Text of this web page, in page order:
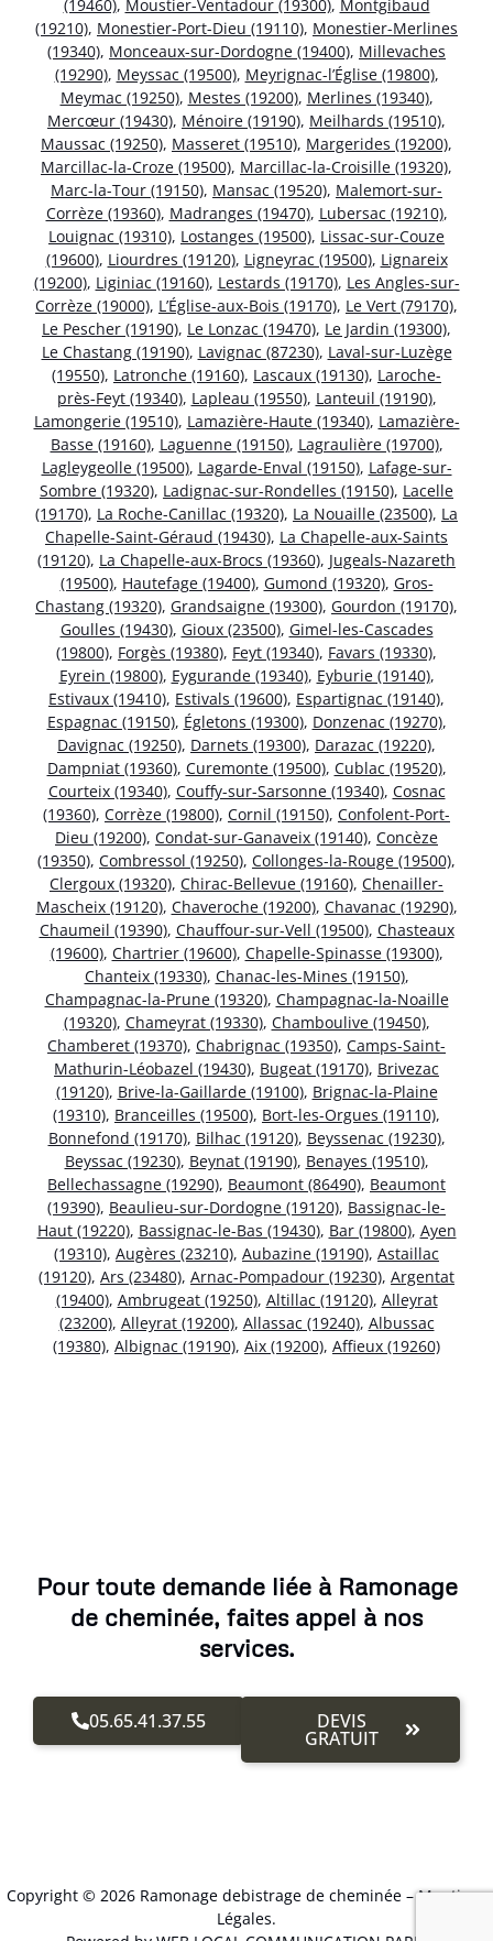
(19460), Moustier-Ventadour (19300), Montgibaud
(19210), Monestier-Port-Dieu (19110), Monestier-Merlines
(19340), Monceaux-sur-Dordogne (19400), Millevaches
(19290), Meyssac (19500), Meyrignac-l’Église (19800),
Meymac (19250), Mestes (19200), Merlines (19340),
Mercœur (19430), Ménoire (19190), Meilhards (19510),
Maussac (19250), Masseret (19510), Margerides (19200),
Marcillac-la-Croze (19500), Marcillac-la-Croisille (19320),
Marc-la-Tour (19150), Mansac (19520), Malemort-sur-
Corrèze (19360), Madranges (19470), Lubersac (19210),
Louignac (19310), Lostanges (19500), Lissac-sur-Couze
(19600), Liourdres (19120), Ligneyrac (19500), Lignareix
(19200), Liginiac (19160), Lestards (19170), Les Angles-sur-
Corrèze (19000), L’Église-aux-Bois (19170), Le Vert (79170),
Le Pescher (19190), Le Lonzac (19470), Le Jardin (19300),
Le Chastang (19190), Lavignac (87230), Laval-sur-Luzège
(19550), Latronche (19160), Lascaux (19130), Laroche-
près-Feyt (19340), Lapleau (19550), Lanteuil (19190),
Lamongerie (19510), Lamazière-Haute (19340), Lamazière-
Basse (19160), Laguenne (19150), Lagraulière (19700),
Lagleygeolle (19500), Lagarde-Enval (19150), Lafage-sur-
Sombre (19320), Ladignac-sur-Rondelles (19150), Lacelle
(19170), La Roche-Canillac (19320), La Nouaille (23500), La
Chapelle-Saint-Géraud (19430), La Chapelle-aux-Saints
(19120), La Chapelle-aux-Brocs (19360), Jugeals-Nazareth
(19500), Hautefage (19400), Gumond (19320), Gros-
Chastang (19320), Grandsaigne (19300), Gourdon (19170),
Goulles (19430), Gioux (23500), Gimel-les-Cascades
(19800), Forgès (19380), Feyt (19340), Favars (19330),
Eyrein (19800), Eygurande (19340), Eyburie (19140),
Estivaux (19410), Estivals (19600), Espartignac (19140),
Espagnac (19150), Égletons (19300), Donzenac (19270),
Davignac (19250), Darnets (19300), Darazac (19220),
Dampniat (19360), Curemonte (19500), Cublac (19520),
Courteix (19340), Couffy-sur-Sarsonne (19340), Cosnac
(19360), Corrèze (19800), Cornil (19150), Confolent-Port-
Dieu (19200), Condat-sur-Ganaveix (19140), Concèze
(19350), Combressol (19250), Collonges-la-Rouge (19500),
Clergoux (19320), Chirac-Bellevue (19160), Chenailler-
Mascheix (19120), Chaveroche (19200), Chavanac (19290),
Chaumeil (19390), Chauffour-sur-Vell (19500), Chasteaux
(19600), Chartrier (19600), Chapelle-Spinasse (19300),
Chanteix (19330), Chanac-les-Mines (19150),
Champagnac-la-Prune (19320), Champagnac-la-Noaille
(19320), Chameyrat (19330), Chamboulive (19450),
Chamberet (19370), Chabrignac (19350), Camps-Saint-
Mathurin-Léobazel (19430), Bugeat (19170), Brivezac
(19120), Brive-la-Gaillarde (19100), Brignac-la-Plaine
(19310), Branceilles (19500), Bort-les-Orgues (19110),
Bonnefond (19170), Bilhac (19120), Beyssenac (19230),
Beyssac (19230), Beynat (19190), Benayes (19510),
Bellechassagne (19290), Beaumont (86490), Beaumont
(19390), Beaulieu-sur-Dordogne (19120), Bassignac-le-
Haut (19220), Bassignac-le-Bas (19430), Bar (19800), Ayen
(19310), Augères (23210), Aubazine (19190), Astaillac
(19120), Ars (23480), Arnac-Pompadour (19230), Argentat
(19400), Ambrugeat (19250), Altillac (19120), Alleyrat
(23200), Alleyrat (19200), Allassac (19240), Albussac
(19380), Albignac (19190), Aix (19200), Affieux (19260)
Pour toute demande liée à Ramonage
de cheminée, faites appel à nos
services.
05.65.41.37.55 DEVIS
GRATUIT
Copyright © 2026 Ramonage debistrage de cheminée –Mentions
Légales.